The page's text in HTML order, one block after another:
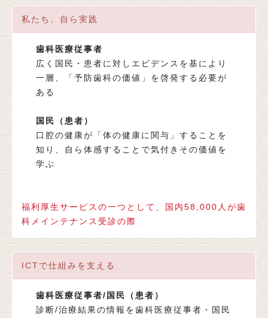
私たち、自ら実践
歯科医療従事者
広く国民・患者に対しエビデンスを基により
一層、「予防歯科の価値」を啓発する必要が
ある
国民（患者）
口腔の健康が「体の健康に関与」することを
知り、自ら体感することで気付きその価値を
学ぶ
福利厚生サービスの一つとして、国内58,000人が歯
科メインテナンス受診の際
ICTで仕組みを支える
歯科医療従事者/国民（患者）
診断/治療結果の情報を歯科医療従事者・国民